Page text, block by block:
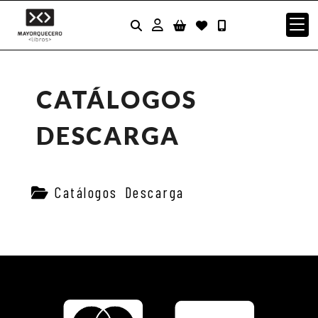
Identifícate
CATÁLOGOS
DESCARGA
Catálogos Descarga